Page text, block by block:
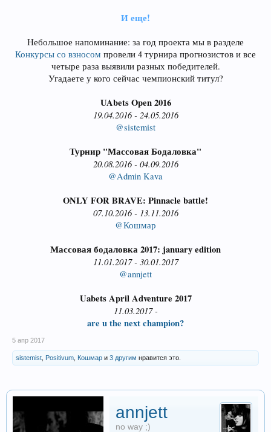
И еще!
Небольшое напоминание: за год проекта мы в разделе
Конкурсы со взносом провели 4 турнира прогнозистов и все
четыре раза выявили разных победителей.
Угадаете у кого сейчас чемпионский титул?
UAbets Open 2016
19.04.2016 - 24.05.2016
@sistemist
Турнир "Массовая Бодаловка"
20.08.2016 - 04.09.2016
@Admin Kava
ONLY FOR BRAVE: Pinnacle battle!
07.10.2016 - 13.11.2016
@Кошмар
Массовая бодаловка 2017: january edition
11.01.2017 - 30.01.2017
@annjett
Uabets April Adventure 2017
11.03.2017 -
are u the next champion?
5 апр 2017
sistemist Positivum Кошмар и 3 другим нравится это.
annjett
no way ;)